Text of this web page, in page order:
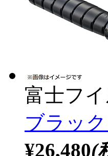
富士フ
ブラッ
¥26,480(